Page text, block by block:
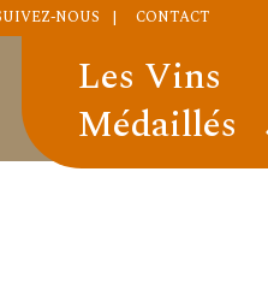
NOUS CONTACT
Les Vins
Médaillés